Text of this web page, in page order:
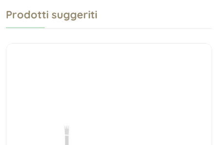
Prodotti suggeriti